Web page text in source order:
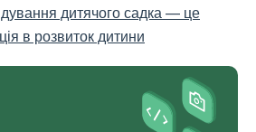
дитячого садка — це
в розвиток дитини